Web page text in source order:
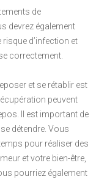
de
devrez également
d’infection et
correctement.
et se rétablir est
peuvent
Il est important de
détendre. Vous
pour réaliser des
et votre bien-être,
pourriez également